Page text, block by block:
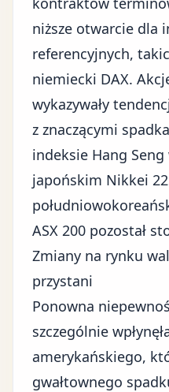
niższe otwarcie dla
referencyjnych,
niemiecki DAX.
wykazywały
z znaczącymi
indeksie Hang
japońskim Nikkei
ASX 200 pozostał
Zmiany na rynku
przystani
Ponowna
szczególnie
amerykańskiego,
gwałtownego